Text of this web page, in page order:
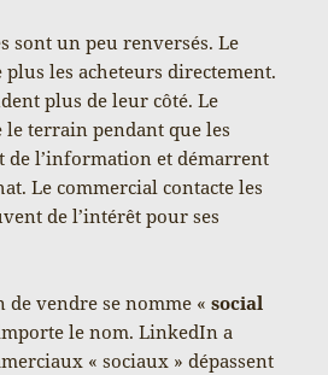
sont un peu renversés. Le
les acheteurs directement.
plus de leur côté. Le
terrain pendant que les
de l’information et démarrent
Le commercial contacte les
de l’intérêt pour ses
de vendre se nomme «social
le nom. LinkedIn a
« sociaux » dépassent